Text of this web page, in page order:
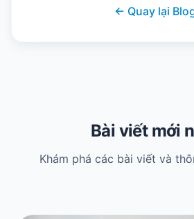
← Quay lại
Bài viết mới
Khám phá các bài viết và